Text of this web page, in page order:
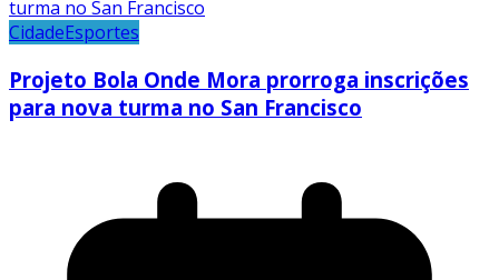
CidadeEsportes
Projeto Bola Onde Mora prorroga inscrições
para nova turma no San Francisco